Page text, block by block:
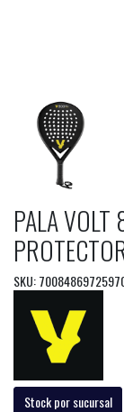
PALA
SKU:
Stock por sucursal